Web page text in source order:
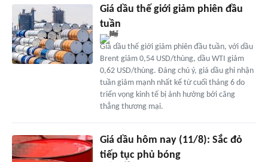
Giá dầu thế giới giảm phiên đầu
tuần
Giá dầu thế giới giảm phiên đầu tuần, với dầu
Brent giảm 0,54 USD/thùng, dầu WTI giảm
0,62 USD/thùng. Đáng chú ý, giá dầu ghi nhận
tuần giảm mạnh nhất kể từ cuối tháng 6 do
triển vọng kinh tế bị ảnh hưởng bởi căng
thẳng thương mại.
Giá dầu hôm nay (11/8): Sắc đỏ
tiếp tục phủ bóng